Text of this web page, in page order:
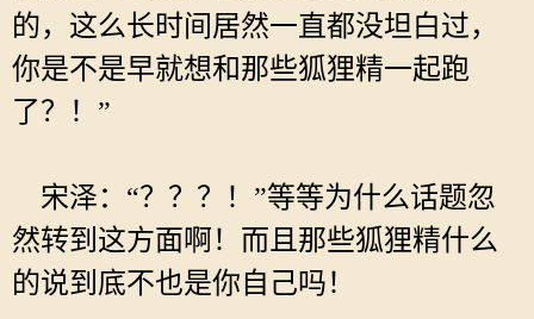
的，这么长时间居然一直都没坦白过，
你是不是早就想和那些狐狸精一起跑
了？！”
宋泽：“？？？！”等等为什么话题忽
然转到这方面啊！而且那些狐狸精什么
的说到底不也是你自己吗！